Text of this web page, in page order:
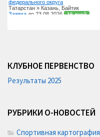
КЛУБНОЕ ПЕРВЕНСТВО
Результаты 2025
РУБРИКИ О-НОВОСТЕЙ
Спортивная картография